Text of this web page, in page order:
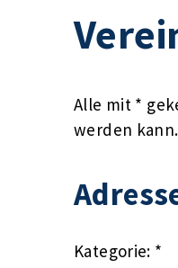
Alle mit *
werden kann.
Kategorie: *